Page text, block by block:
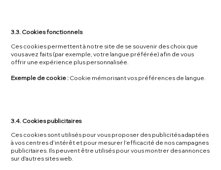
3.3. Cookies fonctionnels
Ces cookies permettent à notre site de se souvenir des choix que
vous avez faits (par exemple, votre langue préférée) afin de vous
offrir une expérience plus personnalisée.
Exemple de cookie : Cookie mémorisant vos préférences de langue.
3.4. Cookies publicitaires
Ces cookies sont utilisés pour vous proposer des publicités adaptées
à vos centres d’intérêt et pour mesurer l’efficacité de nos campagnes
publicitaires. Ils peuvent être utilisés pour vous montrer des annonces
sur d'autres sites web.